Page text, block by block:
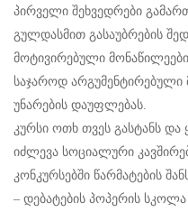
სტარტი
აიღო
პირველი შეხვედრები
გულდასმით გასაუბრების
მოტივირებული
საჯაროდ არგუმენტირებული
უნარების დაუფლებას.
კურსი ოთხ თვეს გასტანს
იძლევა სოციალური
კონკურსებში წარმატების
– დებატების პოპერის